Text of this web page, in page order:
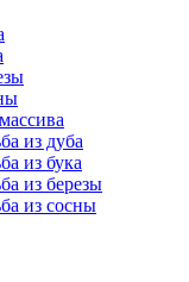
из дуба
из бука
из березы
из сосны